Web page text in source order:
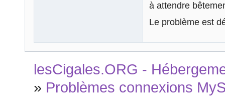
à attendre
Le problème est
lesCigales.ORG -
» Problèmes connexions